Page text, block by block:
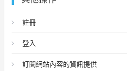
註冊
登入
訂閱網站內容的資訊提供